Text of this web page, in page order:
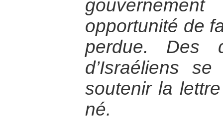
opportunité de
perdue. Des
d’Israéliens
soutenir la
né.